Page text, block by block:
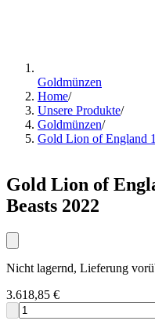
Goldmünzen
Home/
Unsere Produkte/
Goldmünzen/
Gold Lion of England
Gold Lion of
Beasts 2022
Nicht lagernd, Lieferung
3.618,85 €